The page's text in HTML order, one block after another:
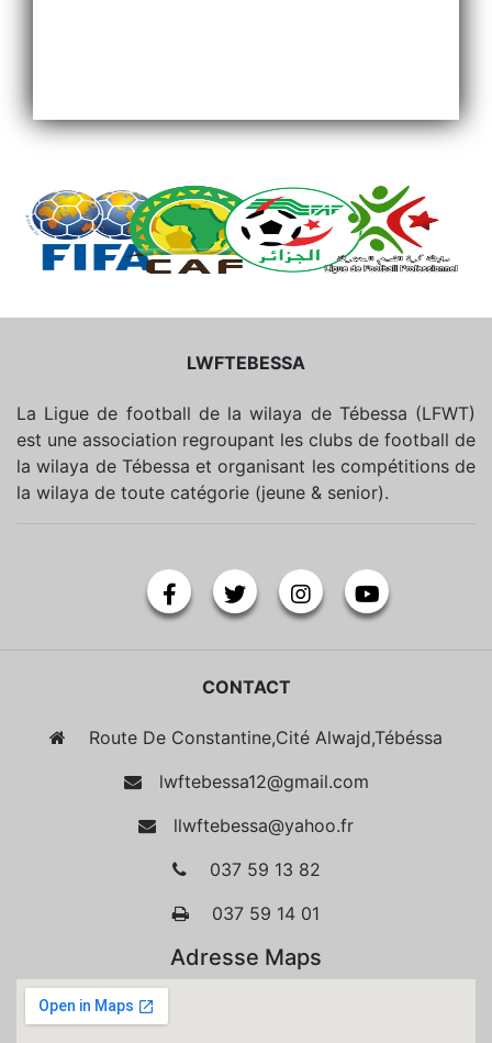
LWFTEBESSA
La Ligue de football de la wilaya de Tébessa (LFWT)
est une association regroupant les clubs de football de
la wilaya de Tébessa et organisant les compétitions de
la wilaya de toute catégorie (jeune & senior).
CONTACT
Route De Constantine,Cité Alwajd,Tébéssa
lwftebessa12@gmail.com
llwftebessa@yahoo.fr
037 59 13 82
037 59 14 01
Adresse Maps